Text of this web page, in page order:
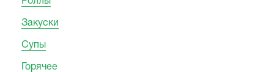
Закуски
Супы
Горячее